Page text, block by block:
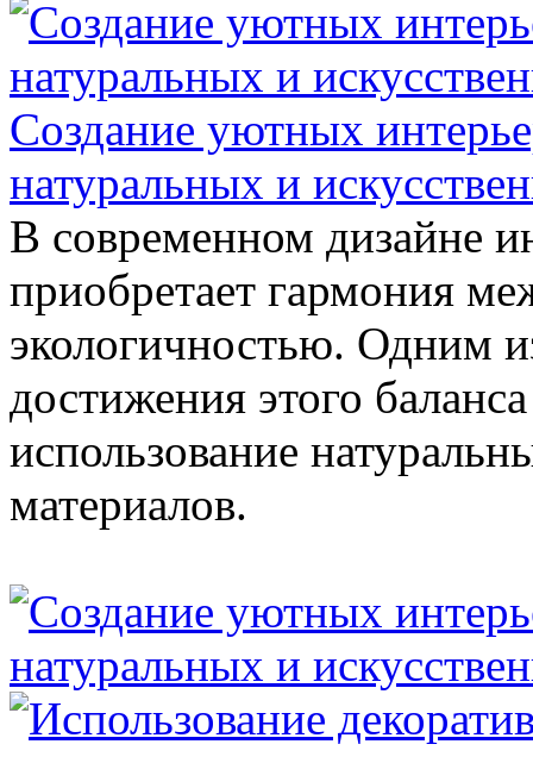
Создание уютных
натуральных и
В современном дизайне
приобретает гармония
экологичностью. Одним
достижения этого
использование
материалов.